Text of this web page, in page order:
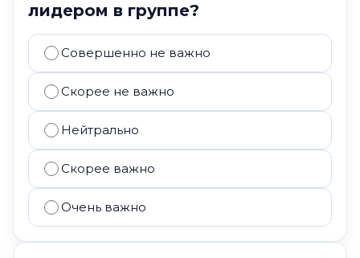
лидером в группе?
Совершенно не важно
Скорее не важно
Нейтрально
Скорее важно
Очень важно